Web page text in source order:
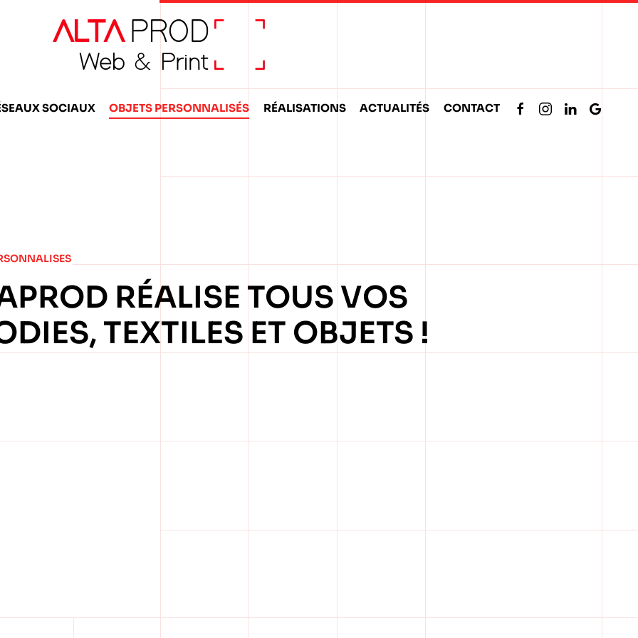
SOCIAUX OBJETS PERSONNALISÉS RÉALISATIONS ACTUALITÉS CONTACT
RÉALISE TOUS VOS
TEXTILES ET OBJETS !